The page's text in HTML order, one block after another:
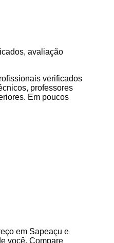
avaliação
verificados
professores
Em poucos
em Sapeaçu e
você. Compare